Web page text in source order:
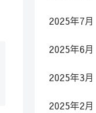
2025年7月
2025年6月
2025年3月
2025年2月